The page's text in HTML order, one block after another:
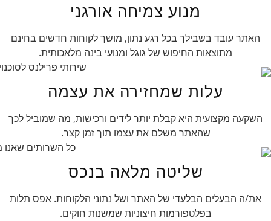
מנוע צמיחה אורגני
האתר עובד בשבילך בכל רגע נתון, מושך לקוחות חדשים בחינם
מתוצאות החיפוש של גוגל ומנועי בינה מלאכותית.
עלות שמחזירה את עצמה
השקעה מקצועית היא קבלת יותר לידים ורכישות, מה שמוביל לכך
שהאתר משלם את עצמו תוך זמן קצר.
שליטה מלאה בנכס
את/ה הבעלים הבלעדי של האתר ושל נתוני הלקוחות. אפס תלות
בפלטפורמות חיצוניות שמשנות חוקים.